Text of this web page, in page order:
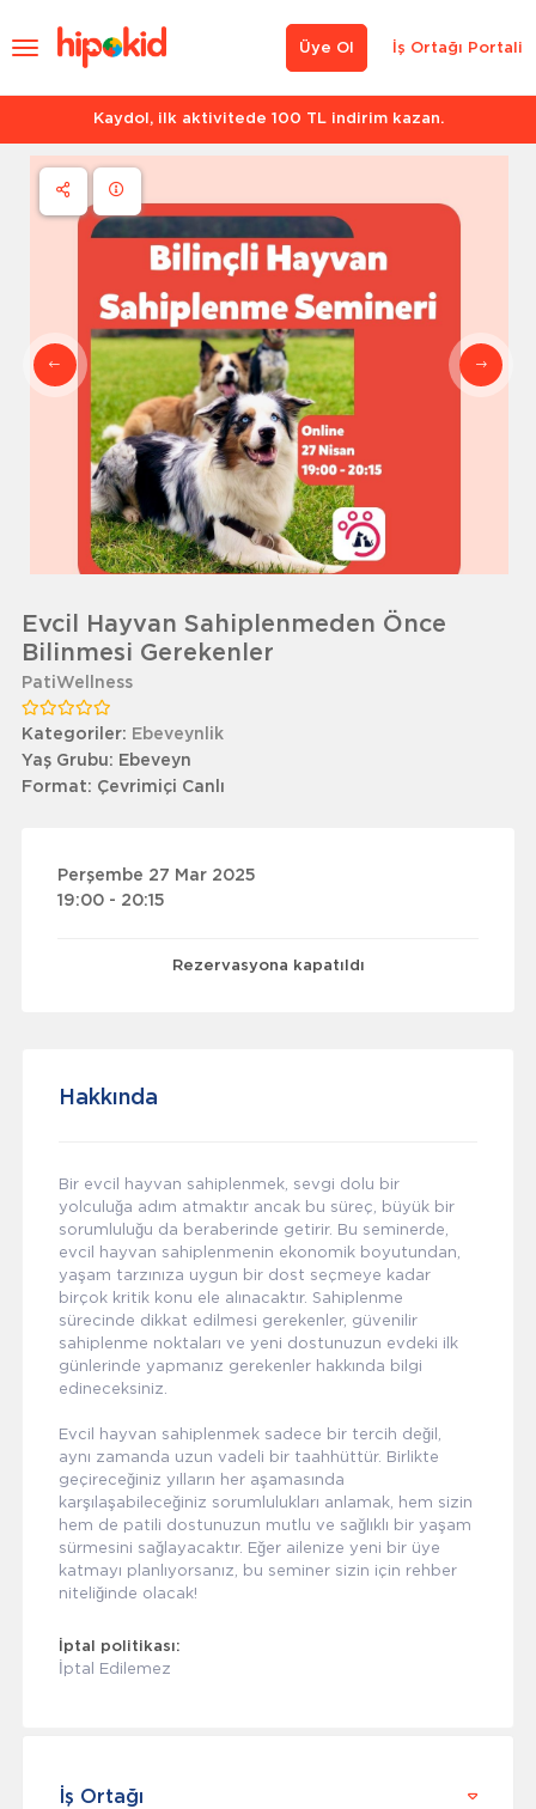
İş Ortağı Portali
Üye Ol
Kaydol, ilk aktivitede 100 TL indirim kazan.
Evcil Hayvan Sahiplenmeden Önce
Bilinmesi Gerekenler
PatiWellness
Kategoriler: Ebeveynlik
Yaş Grubu: Ebeveyn
Format: Çevrimiçi Canlı
Perşembe 27 Mar 2025
19:00 - 20:15
Rezervasyona kapatıldı
Hakkında
Bir evcil hayvan sahiplenmek, sevgi dolu bir
yolculuğa adım atmaktır ancak bu süreç, büyük bir
sorumluluğu da beraberinde getirir. Bu seminerde,
evcil hayvan sahiplenmenin ekonomik boyutundan,
yaşam tarzınıza uygun bir dost seçmeye kadar
birçok kritik konu ele alınacaktır. Sahiplenme
sürecinde dikkat edilmesi gerekenler, güvenilir
sahiplenme noktaları ve yeni dostunuzun evdeki ilk
günlerinde yapmanız gerekenler hakkında bilgi
edineceksiniz.
Evcil hayvan sahiplenmek sadece bir tercih değil,
aynı zamanda uzun vadeli bir taahhüttür. Birlikte
geçireceğiniz yılların her aşamasında
karşılaşabileceğiniz sorumlulukları anlamak, hem sizin
hem de patili dostunuzun mutlu ve sağlıklı bir yaşam
sürmesini sağlayacaktır. Eğer ailenize yeni bir üye
katmayı planlıyorsanız, bu seminer sizin için rehber
niteliğinde olacak!
İptal politikası:
İptal Edilemez
İş Ortağı